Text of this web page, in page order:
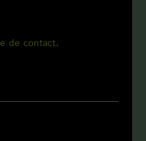
de contact.